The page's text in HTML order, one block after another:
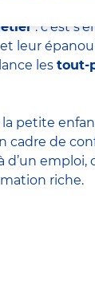
: c’est
leur
les tout-
petite
cadre de
emploi,
riche.